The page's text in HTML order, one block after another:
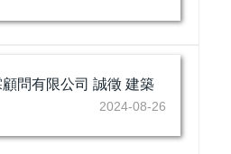
顧問有限公司 誠徵 建築
2024-08-26